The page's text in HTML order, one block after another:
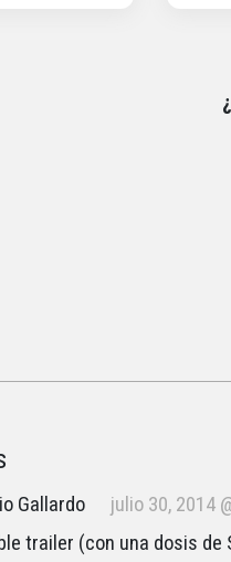
Gallardo
julio 30, 2014
trailer (con una dosis de